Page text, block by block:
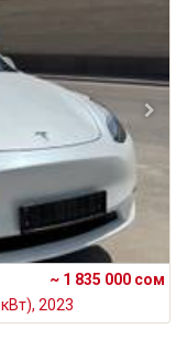
~ 1 835 000 сом
2023